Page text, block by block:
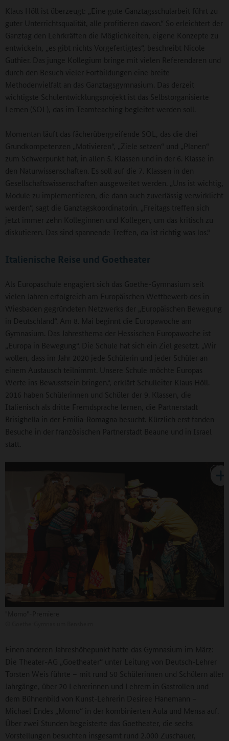
Klaus Höll ist überzeugt: „Eine gute Ganztagsschularbeit führt zu
guter Unterrichtsqualität, alle profitieren davon.“ So erleichtert der
Ganztag den Lehrkräften die Möglichkeiten, eigene Konzepte zu
entwickeln, „es gibt nichts Vorgefertigtes“, beschreibt Nicole
Guthier. Das junge Kollegium bringe mit vielen Referendaren und
durch den Besuch vieler Fortbildungen eine breite
Methodenvielfalt an das Ganztagsgymnasium. Das derzeit
wichtigste Schulentwicklungsprojekt ist das Selbstorganisierte
Lernen (SOL), das im Teamteaching begleitet werden soll.
Momentan läuft das fächerübergreifende SOL, das die drei
Grundkompetenzen „Motivieren“, „Ziele setzen“ und „Planen“
zum Schwerpunkt hat, in allen 5. Klassen und in der 6. Klasse in
den Naturwissenschaften. Es soll auf die 7. Klassen in den
Gesellschaftswissenschaften ausgeweitet werden. „Uns ist wichtig,
Module zu implementieren, die dann auch zuverlässig verwirklicht
werden“, sagt die Ganztagskoordinatorin. „Freitags treffen sich
jetzt immer zehn Kolleginnen und Kollegen, um das kritisch zu
diskutieren. Das sind spannende Treffen, da ist richtig was los.“
Italienische Reise und Goetheater
Als Europaschule engagiert sich das Goethe-Gymnasium seit
vielen Jahren erfolgreich am Europäischen Wettbewerb des in
Wiesbaden gegründeten Netzwerks der „Europäischen Bewegung
in Deutschland“. Am 8. Mai beginnt die Europawoche am
Gymnasium. Das Jahresthema der Hessischen Europawoche ist
„Europa in Bewegung“. Die Schule hat sich ein Ziel gesetzt. „Wir
wollen, dass im Jahr 2020 jede Schülerin und jeder Schüler an
einem Austausch teilnimmt. Unsere Schule möchte Europas
Werte ins Bewusstsein bringen.“, erklärt Schulleiter Klaus Höll.
2016 haben Schülerinnen und Schüler der 9. Klassen, die
Italienisch als dritte Fremdsprache lernen, die Partnerstadt
Brisighella in der Emilia-Romagna besucht. Kürzlich erst fanden
Besuche in der französischen Partnerstadt Beaune und in Israel
statt.
Einen anderen Jahreshöhepunkt hatte das Gymnasium im März:
Die Theater-AG „Goetheater“ unter Leitung von Deutsch-Lehrer
Torsten Weis führte – mit rund 50 Schülerinnen und Schülern aller
Jahrgänge, über 20 Lehrerinnen und Lehrern in Gastrollen und
dem Bühnenbild von Kunst-Lehrerin Desiree Hanemann –
Michael Endes „Momo“ in der kombinierten Aula und Mensa auf.
Über zwei Stunden begeisterte das Goetheater, die sechs
Vorstellungen besuchten insgesamt rund 2.000 Zuschauer,